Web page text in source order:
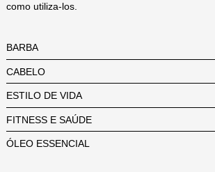
como utiliza-los.
BARBA
CABELO
ESTILO DE VIDA
FITNESS E SAÚDE
ÓLEO ESSENCIAL